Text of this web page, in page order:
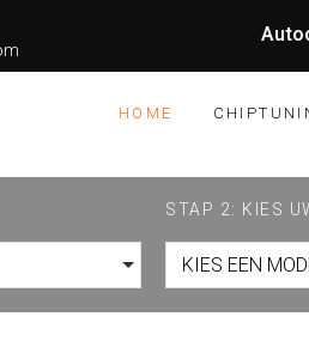
HOME
STAP 2: KIES
KIES EEN